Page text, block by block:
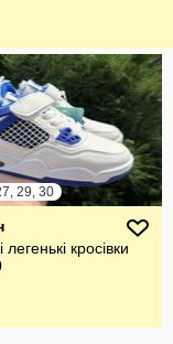
29, 30
легенькі кросівки